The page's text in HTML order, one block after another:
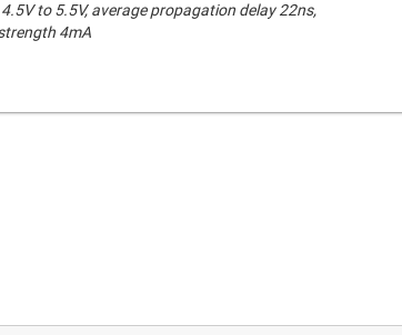
to 5.5V, average propagation delay 22ns,
4mA